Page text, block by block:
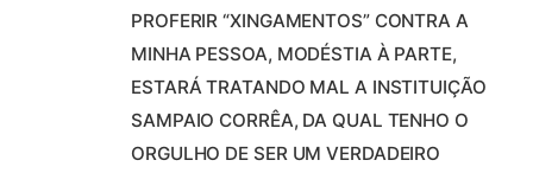
PROFERIR “XINGAMENTOS” CONTRA A
MINHA PESSOA, MODÉSTIA À PARTE,
ESTARÁ TRATANDO MAL A INSTITUIÇÃO
SAMPAIO CORRÊA, DA QUAL TENHO O
ORGULHO DE SER UM VERDADEIRO